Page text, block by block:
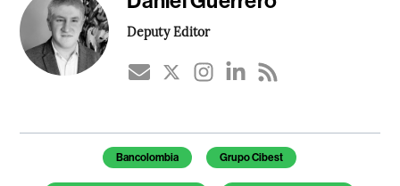
Deputy Editor
Temas de este artículo
Bancolombia Grupo Cibest